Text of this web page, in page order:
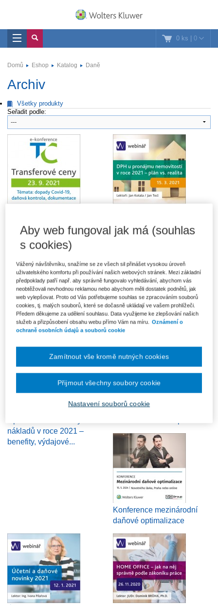
0 ks | 0
Domů Eshop Katalog Daně
Archiv
Všetky produkty
Seřadit podle:
plán vs. realita (WEBINÁŘ)
Nový zákon o účetnictví
Účetní závěrka 2020
(WEBINÁŘ)
nákladů v roce 2021 –
benefity, výdajové...
Konference mezinárodní
daňové optimalizace
Aby web fungoval jak má (souhlas
s cookies)
Vážený návštěvníku, snažíme se ze všech sil přinášet vysokou úroveň
uživatelského komfortu při používání našich webových stránek. Mezi základní
předpoklady patří např. aby správně fungovalo vyhledávání, abychom vás
neobtěžovali nevhodnou reklamou nebo abychom měli dostatek podnětů, jak
web vylepšovat. Proto od Vás potřebujeme souhlas se zpracováním souborů
cookies, tj. malých souborů, které se dočasně ukládají ve vašem prohlížeči.
Předem děkujeme za udělení souhlasu. Data využijeme ke zlepšování našich
služeb a přizpůsobení obsahu webu přímo Vám na míru. Oznámení o
ochraně osobních údajů a souborů cookie
Nastavení souborů cookie
Zamítnout vše kromě nutných cookies
Přijmout všechny soubory cookie